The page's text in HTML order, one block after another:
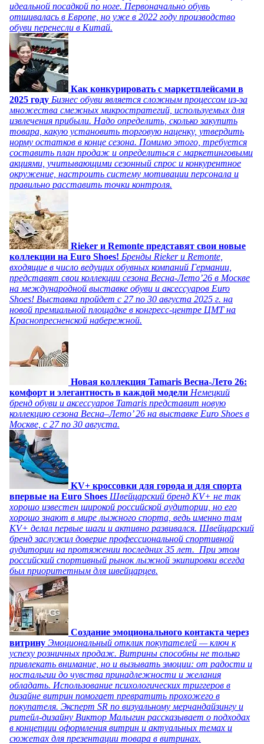
идеальной посадкой по ноге. Первоначально обувь
отшивалась в Европе, но уже в 2022 году производство
обуви перенесли в Китай.
Как конкурировать с маркетплейсами в
2025 году Бизнес обуви является сложным процессом из-за
множества смежных микростратегий, используемых для
извлечения прибыли. Надо определить, сколько закупить
товара, какую установить торговую наценку, утвердить
норму остатков в конце сезона. Помимо этого, требуется
составить план продаж и определиться с маркетинговыми
акциями, учитывающими сезонный спрос и конкурентное
окружение, настроить систему мотивации персонала и
правильно расставить точки контроля.
Rieker и Remonte представят свои новые
коллекции на Euro Shoes! Бренды Rieker и Remonte,
входящие в число ведущих обувных компаний Германии,
представят свои коллекции сезона Весна-Лето’26 в Москве
на международной выставке обуви и аксессуаров Euro
Shoes! Выставка пройдет c 27 по 30 августа 2025 г. на
новой премиальной площадке в конгресс-центре ЦМТ на
Краснопресненской набережной.
Новая коллекция Tamaris Весна-Лето 26:
комфорт и элегантность в каждой модели Немецкий
бренд обуви и аксессуаров Tamaris представит новую
коллекцию сезона Весна–Лето’ 26 на выставке Euro Shoes в
Москве, с 27 по 30 августа.
KV+ кроссовки для города и для спорта
впервые на Euro Shoes Швейцарский бренд KV+ не так
хорошо известен широкой российской аудитории, но его
хорошо знают в мире лыжного спорта, ведь именно там
KV+ делал первые шаги и активно развивался. Швейцарский
бренд заслужил доверие профессиональной спортивной
аудитории на протяжении последних 35 лет. При этом
российский спортивный рынок лыжной экипировки всегда
был приоритетным для швейцарцев.
Создание эмоционального контакта через
витрину Эмоциональный отклик покупателей — ключ к
успеху розничных продаж. Витрины способны не только
привлекать внимание, но и вызывать эмоции: от радости и
ностальгии до чувства принадлежности и желания
обладать. Использование психологических триггеров в
дизайне витрин помогает превратить прохожего в
покупателя. Эксперт SR по визуальному мерчандайзингу и
ритейл-дизайну Виктор Малыгин рассказывает о подходах
в концепции оформления витрин и актуальных темах и
сюжетах для презентации товара в витринах.